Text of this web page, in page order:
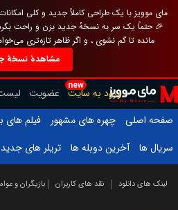
مای موویز با یک طراحی کاملاً جدید و کلی
🎉 حتماً یک سر به نسخهٔ جدید بزن و راحت
مانده تا گم نشوی ، و اگر ظاهر تازه‌تری
مشاهدهٔ نسخهٔ
new
ورود به سایت عضویت
صفحه اصلی
چهره های مشهور
فیلم های
سریال ها
آخرین دوبله ها تریلر های جدید
لینک های دانلود نقد های کاربران بازیگران و